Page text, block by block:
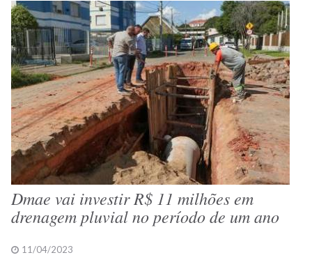
Dmae vai investir R$ 11 milhões em
drenagem pluvial no período de um ano
11/04/2023